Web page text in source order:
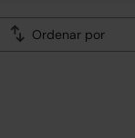
Ordenar por